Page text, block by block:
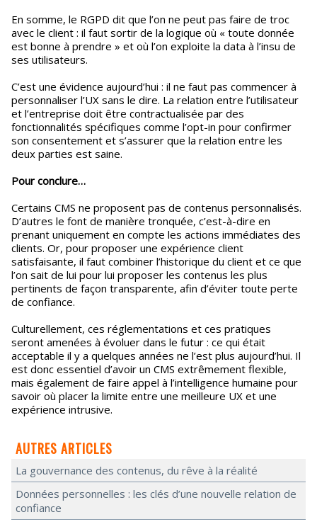
En somme, le RGPD dit que l’on ne peut pas faire de troc
avec le client : il faut sortir de la logique où « toute donnée
est bonne à prendre » et où l’on exploite la data à l’insu de
ses utilisateurs.
C’est une évidence aujourd’hui : il ne faut pas commencer à
personnaliser l’UX sans le dire. La relation entre l’utilisateur
et l’entreprise doit être contractualisée par des
fonctionnalités spécifiques comme l’opt-in pour confirmer
son consentement et s’assurer que la relation entre les
deux parties est saine.
Pour conclure…
Certains CMS ne proposent pas de contenus personnalisés.
D’autres le font de manière tronquée, c’est-à-dire en
prenant uniquement en compte les actions immédiates des
clients. Or, pour proposer une expérience client
satisfaisante, il faut combiner l’historique du client et ce que
l’on sait de lui pour lui proposer les contenus les plus
pertinents de façon transparente, afin d’éviter toute perte
de confiance.
Culturellement, ces réglementations et ces pratiques
seront amenées à évoluer dans le futur : ce qui était
acceptable il y a quelques années ne l’est plus aujourd’hui. Il
est donc essentiel d’avoir un CMS extrêmement flexible,
mais également de faire appel à l’intelligence humaine pour
savoir où placer la limite entre une meilleure UX et une
expérience intrusive.
AUTRES ARTICLES
La gouvernance des contenus, du rêve à la réalité
Données personnelles : les clés d’une nouvelle relation de
confiance